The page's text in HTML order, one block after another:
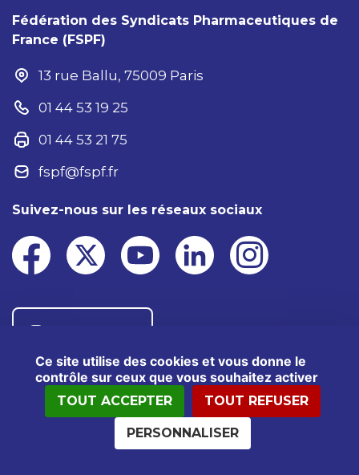
Ce site utilise des cookies et vous donne le
contrôle sur ceux que vous souhaitez activer
TOUT ACCEPTER TOUT REFUSER
PERSONNALISER
Fédération des Syndicats Pharmaceutiques de
France (FSPF)
13 rue Ballu, 75009 Paris
01 44 53 19 25
01 44 53 21 75
fspf@fspf.fr
Suivez-nous sur les réseaux sociaux
®2025 FSPF – Tous droits réservés
Données personnelles
Politiques cookies
Kit presse Crédits